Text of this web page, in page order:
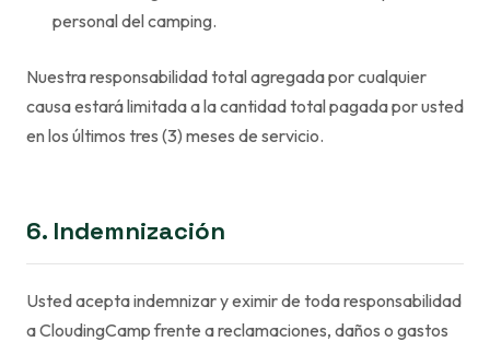
personal del camping.
Nuestra responsabilidad total agregada por cualquier
causa estará limitada a la cantidad total pagada por usted
en los últimos tres (3) meses de servicio.
6. Indemnización
Usted acepta indemnizar y eximir de toda responsabilidad
a CloudingCamp frente a reclamaciones, daños o gastos